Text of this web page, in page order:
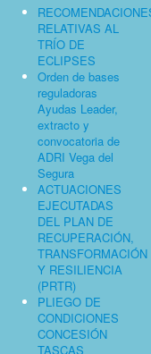
RELATIVAS AL
TRÍO DE
ECLIPSES
Orden de bases
reguladoras
Ayudas Leader,
extracto y
convocatoria de
ADRI Vega del
Segura
ACTUACIONES
EJECUTADAS
DEL PLAN DE
RECUPERACIÓN,
TRANSFORMACIÓN
Y RESILIENCIA
(PRTR)
PLIEGO DE
CONDICIONES
CONCESIÓN
TASCAS